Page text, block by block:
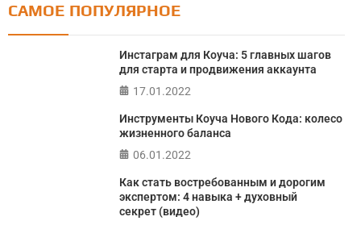
Тест: Как я контролирую свою жизнь?
Джулиана Роттера
САМОЕ ПОПУЛЯРНОЕ
Инстаграм для Коуча: 5 главных шагов
для старта и продвижения аккаунта
17.01.2022
Инструменты Коуча Нового Кода: колесо
жизненного баланса
06.01.2022
Как стать востребованным и дорогим
экспертом: 4 навыка + духовный
секрет (видео)